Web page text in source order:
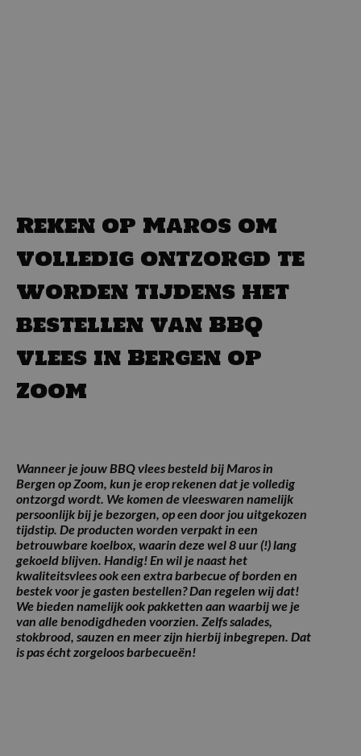
Reken op Maros om
volledig ontzorgd te
worden tijdens het
bestellen van BBQ
vlees in Bergen op
Zoom
Wanneer je jouw BBQ vlees besteld bij Maros in
Bergen op Zoom, kun je erop rekenen dat je volledig
ontzorgd wordt. We komen de vleeswaren namelijk
persoonlijk bij je bezorgen, op een door jou uitgekozen
tijdstip. De producten worden verpakt in een
betrouwbare koelbox, waarin deze wel 8 uur (!) lang
gekoeld blijven. Handig! En wil je naast het
kwaliteitsvlees ook een extra barbecue of borden en
bestek voor je gasten bestellen? Dan regelen wij dat!
We bieden namelijk ook pakketten aan waarbij we je
van alle benodigdheden voorzien. Zelfs salades,
stokbrood, sauzen en meer zijn hierbij inbegrepen. Dat
is pas écht zorgeloos barbecueën!